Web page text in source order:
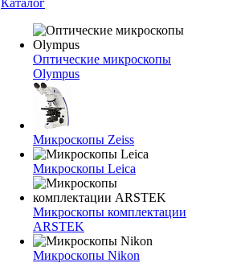
Каталог
Оптические микроскопы
Olympus
Микроскопы Zeiss
Микроскопы Leica
Микроскопы комплектации
ARSTEK
Микроскопы Nikon